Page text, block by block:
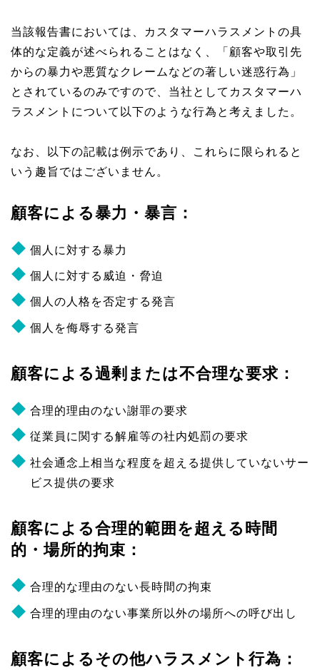
当該報告書においては、カスタマーハラスメントの具
体的な定義が述べられることはなく、「顧客や取引先
からの暴力や悪質なクレームなどの著しい迷惑行為」
とされているのみですので、当社としてカスタマーハ
ラスメントについて以下のような行為と考えました。
なお、以下の記載は例示であり、これらに限られると
いう趣旨ではございません。
顧客による暴力・暴言：
個人に対する暴力
個人に対する威迫・脅迫
個人の人格を否定する発言
個人を侮辱する発言
顧客による過剰または不合理な要求：
合理的理由のない謝罪の要求
従業員に関する解雇等の社内処罰の要求
社会通念上相当な程度を超える提供していないサー
ビス提供の要求
顧客による合理的範囲を超える時間
的・場所的拘束：
合理的な理由のない長時間の拘束
合理的理由のない事業所以外の場所への呼び出し
顧客によるその他ハラスメント行為：